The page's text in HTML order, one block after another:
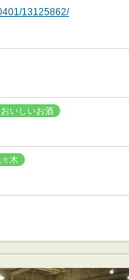
13125862/
おいしいお酒
木